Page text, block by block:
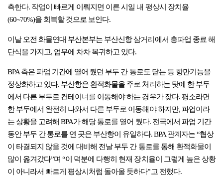
측한다. 작업이 빠르게 이뤄지면 이른 시일 내 평상시 장치율
(60~70%)을 회복할 것으로 보인다.
이날 오전 화물연대 부산본부는 부산신항 삼거리에서 총파업 종료 해
단식을 가지고, 업무에 차차 복귀하고 있다.
BPA 측은 파업 기간에 열어 뒀던 부두 간 통로도 닫는 등 항만기능을
정상화하고 있다. 부산항은 환적화물을 주로 처리하는 탓에 한 부두
에서 다른 부두로 컨테이너를 이동해야 하는 경우가 잦다. 평소라면
한 부두에서 완전히 나와서 다른 부두로 이동해야 하지만, 파업이라
는 상황을 고려해 BPA가 해당 통로를 열어 뒀다. 전국에서 파업 기간
동안 부두 간 통로를 연 곳은 부산항이 유일하다. BPA 관계자는 “협상
이 타결되지 않을 것에 대비해 전날 부두 간 통로를 통해 환적화물이
많이 옮겨갔다”며 “이 덕분에 다행히 현재 장치율이 그렇게 높은 상황
이 아니라서 빠르게 평상시처럼 돌아올 듯하다”고 전했다.